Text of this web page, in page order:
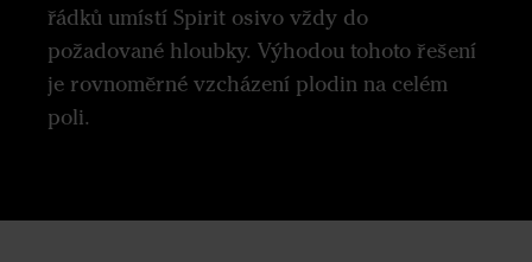
řádků umístí Spirit osivo vždy do
požadované hloubky. Výhodou tohoto řešení
je rovnoměrné vzcházení plodin na celém
poli.